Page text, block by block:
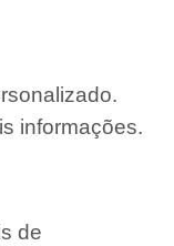
informações.
de